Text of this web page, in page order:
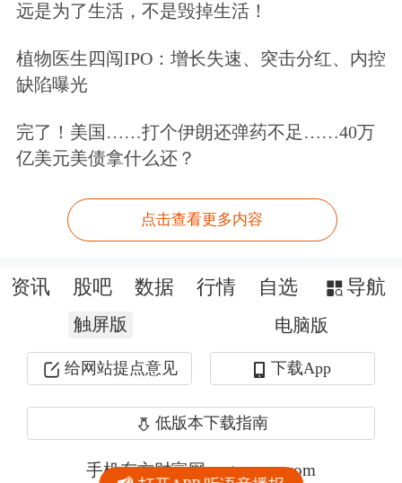
远是为了生活，不是毁掉生活！
植物医生四闯IPO：增长失速、突击分红、内控
缺陷曝光
完了！美国……打个伊朗还弹药不足……40万
亿美元美债拿什么还？
点击查看更多内容
资讯 股吧 数据 行情 自选 导航
触屏版 电脑版
给网站提点意见 下载App
低版本下载指南
手机东方财富网 eastmoney.com